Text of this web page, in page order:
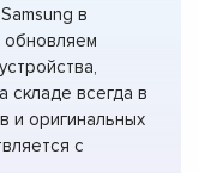
в
обновляем
складе всегда в
и оригинальных
с